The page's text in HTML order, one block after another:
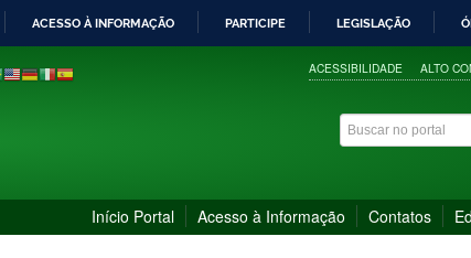
ACESSO À INFORMAÇÃO PARTICIPE LEGISLAÇÃO
ACESSIBILIDADE ALTO
Início Portal Acesso à Informação Contatos